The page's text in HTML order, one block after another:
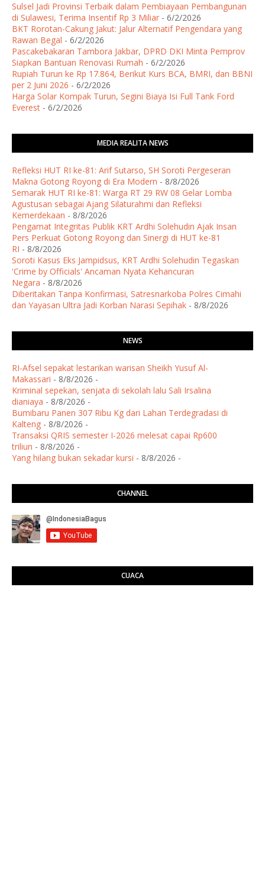
Sulsel Jadi Provinsi Terbaik dalam Pembiayaan Pembangunan
di Sulawesi, Terima Insentif Rp 3 Miliar - 6/2/2026
BKT Rorotan-Cakung Jakut: Jalur Alternatif Pengendara yang
Rawan Begal - 6/2/2026
Pascakebakaran Tambora Jakbar, DPRD DKI Minta Pemprov
Siapkan Bantuan Renovasi Rumah - 6/2/2026
Rupiah Turun ke Rp 17.864, Berikut Kurs BCA, BMRI, dan BBNI
per 2 Juni 2026 - 6/2/2026
Harga Solar Kompak Turun, Segini Biaya Isi Full Tank Ford
Everest - 6/2/2026
MEDIA REALITA NEWS
Refleksi HUT RI ke-81: Arif Sutarso, SH Soroti Pergeseran
Makna Gotong Royong di Era Modern - 8/8/2026
Semarak HUT RI ke-81: Warga RT 29 RW 08 Gelar Lomba
Agustusan sebagai Ajang Silaturahmi dan Refleksi
Kemerdekaan - 8/8/2026
Pengamat Integritas Publik KRT Ardhi Solehudin Ajak Insan
Pers Perkuat Gotong Royong dan Sinergi di HUT ke-81
RI - 8/8/2026
Soroti Kasus Eks Jampidsus, KRT Ardhi Solehudin Tegaskan
'Crime by Officials' Ancaman Nyata Kehancuran
Negara - 8/8/2026
Diberitakan Tanpa Konfirmasi, Satresnarkoba Polres Cimahi
dan Yayasan Ultra Jadi Korban Narasi Sepihak - 8/8/2026
NEWS
RI-Afsel sepakat lestarikan warisan Sheikh Yusuf Al-
Makassari - 8/8/2026 -
Kriminal sepekan, senjata di sekolah lalu Sali Irsalina
dianiaya - 8/8/2026 -
Bumibaru Panen 307 Ribu Kg dari Lahan Terdegradasi di
Kalteng - 8/8/2026 -
Transaksi QRIS semester I-2026 melesat capai Rp600
triliun - 8/8/2026 -
Yang hilang bukan sekadar kursi - 8/8/2026 -
CHANNEL
CUACA